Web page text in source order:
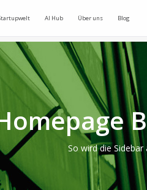
AI Hub Über uns Blog
So wird die Sidebar